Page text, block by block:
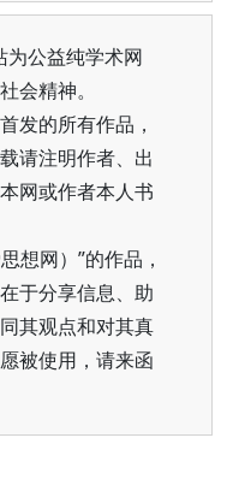
公益纯学术网
会精神。
发的所有作品，
请注明作者、出
网或作者本人书
想网）”的作品，
于分享信息、助
其观点和对其真
被使用，请来函